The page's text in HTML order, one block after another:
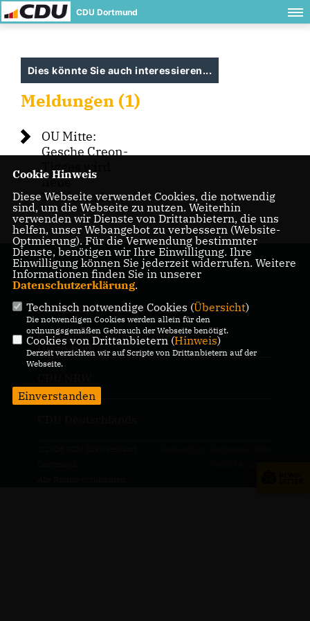
CDU Dortmund
Dies könnte Sie auch interessieren...
Meldungen (1)
OU Mitte:
Gesche Creon-
Tigges wird
neue
Vorsitzende
IMPRESSUM DATENSCHUTZ KONTAKT
CDU-Fraktion im Rat der Stadt
Dortmund
Cookie Hinweis
Diese Webseite verwendet Cookies, die notwendig
sind, um die Webseite zu nutzen. Weiterhin
verwenden wir Dienste von Drittanbietern, die uns
helfen, unser Webangebot zu verbessern (Website-
Optmierung). Für die Verwendung bestimmter
Dienste, benötigen wir Ihre Einwilligung. Ihre
Einwilligung können Sie jederzeit widerrufen. Weitere
Informationen finden Sie in unserer
Datenschutzerklärung.
Technisch notwendige Cookies (Übersicht)
Die notwendigen Cookies werden allein für den
ordnungsgemäßen Gebrauch der Webseite benötigt.
Cookies von Drittanbietern (Hinweis)
Derzeit verzichten wir auf Scripte von Drittanbietern auf der
Webseite.
Einverstanden